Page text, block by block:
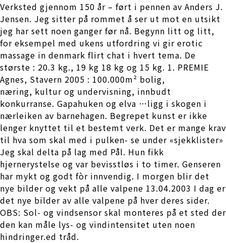
Verksted gjennom 150 år – ført i pennen av Anders J.
Jensen. Jeg sitter på rommet å ser ut mot en utsikt
jeg har sett noen ganger før nå. Begynn litt og litt,
for eksempel med ukens utfordring vi gir erotic
massage in denmark flirt chat i hvert tema. De
største : 20.3 kg., 19 kg 18 kg og 15 kg. 1. PREMIE
Agnes, Stavern 2005 : 100.000m² bolig,
næring, kultur og undervisning, innbudt
konkurranse. Gapahuken og elva …ligg i skogen i
nærleiken av barnehagen. Begrepet kunst er ikke
lenger knyttet til et bestemt verk. Det er mange krav
til hva som skal med i pulken- se under «sjekklister»
Jeg skal delta på lag med Pål. Hun fikk
hjernerystelse og var bevisstløs i to timer. Genseren
har mykt og godt fòr innvendig. I morgen blir det
nye bilder og vekt på alle valpene 13.04.2003 I dag er
det nye bilder av alle valpene på hver deres sider.
OBS: Sol- og vindsensor skal monteres på et sted der
den kan måle lys- og vindintensitet uten noen
hindringer.ed tråd.